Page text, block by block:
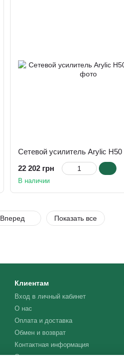
Сетевой усилитель Arylic H50
22 202 грн
В наличии
Вперед Показать все
Клиентам
Вход в личный кабинет
О нас
Оплата и доставка
Обмен и возврат
Контактная информация
Отзывы о магазине